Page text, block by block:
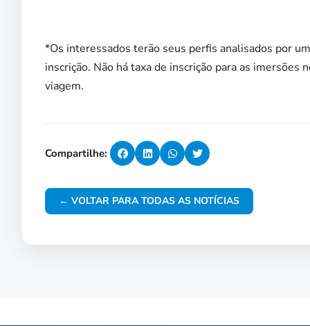
*Os interessados terão seus perfis analisados por
inscrição. Não há taxa de inscrição para as imersões
viagem.
Compartilhe:
← VOLTAR PARA TODAS AS NOTÍCIAS